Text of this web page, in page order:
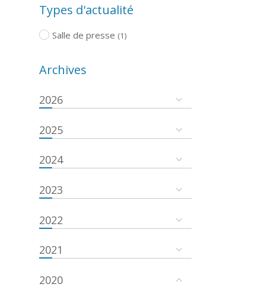
Types d'actualité
Salle de presse (1)
Archives
2026
2025
2024
2023
2022
2021
2020